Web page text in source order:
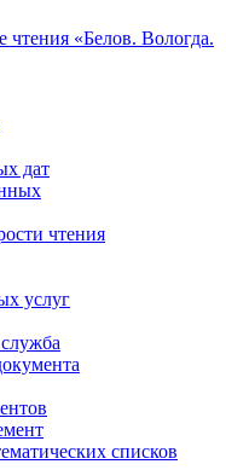
чтения «Белов. Вологда.
дат
чтения
услуг
списков